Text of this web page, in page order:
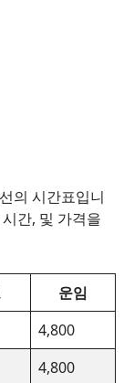
의 시간표입니
간, 및 가격을
운임
4,800
4,800